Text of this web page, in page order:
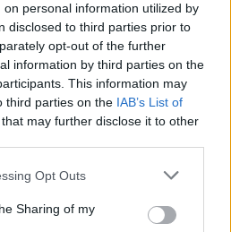
personal information utilized by
disclosed to third parties prior to
opt-out of the further
information by third parties on the
This information may
third parties on the IAB’s List of
that may further disclose it to other
Opt Outs
Sharing of my